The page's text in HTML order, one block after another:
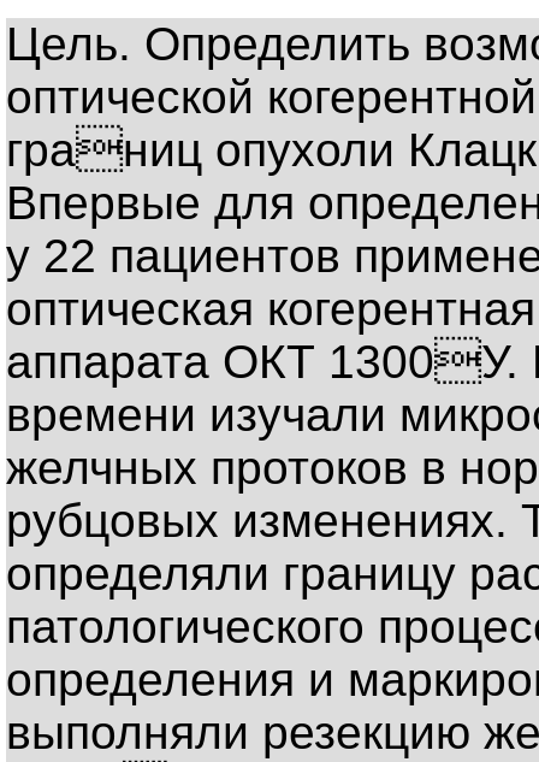
Цель. Определить
оптической
границ опухоли
Впервые для
у 22 пациентов
оптическая
аппарата ОКТ 1300У.
времени изучали
желчных протоков в
рубцовых изменениях.
определяли границу
патологического
определения и
выполняли резекцию